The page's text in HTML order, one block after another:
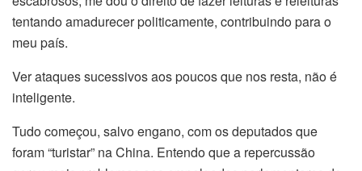
tentando amadurecer politicamente, contribuindo para o
meu país.
Ver ataques sucessivos aos poucos que nos resta, não é
inteligente.
Tudo começou, salvo engano, com os deputados que
foram “turistar” na China. Entendo que a repercussão